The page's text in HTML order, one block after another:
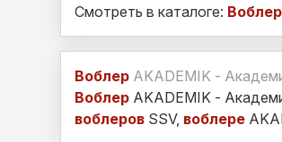
Смотреть в каталоге: Воблер
Воблер AKADEMIK -
Воблер AKADEMIK -
воблеров SSV, воблере